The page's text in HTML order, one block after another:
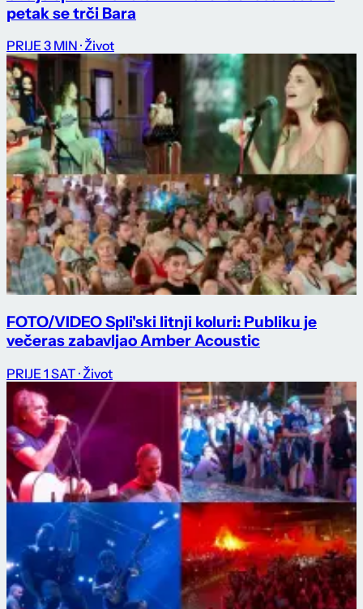
petak se trči Bara
PRIJE 3 MIN · Život
FOTO/VIDEO Spli'ski litnji koluri: Publiku je
večeras zabavljao Amber Acoustic
PRIJE 1 SAT · Život